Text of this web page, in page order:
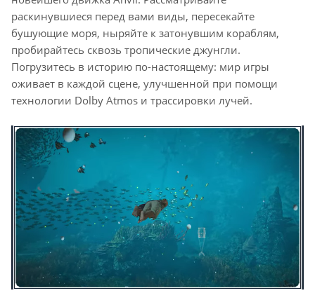
раскинувшиеся перед вами виды, пересекайте
бушующие моря, ныряйте к затонувшим кораблям,
пробирайтесь сквозь тропические джунгли.
Погрузитесь в историю по-настоящему: мир игры
оживает в каждой сцене, улучшенной при помощи
технологии Dolby Atmos и трассировки лучей.